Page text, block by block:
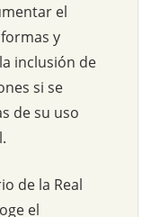
el
y
inclusión de
si se
de su uso
de la Real
el